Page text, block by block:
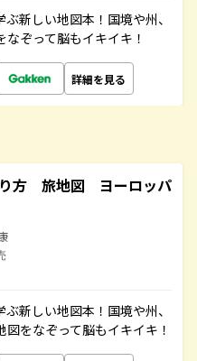
新しい地図本！国境や州、
ぞって脳もイキイキ！
詳細を見る
方 旅地図 ヨーロッパ
新しい地図本！国境や州、
をなぞって脳もイキイキ！